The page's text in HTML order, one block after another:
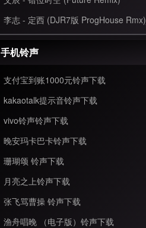
李志 - 定西 (DJR7版 ProgHouse Rmx)_
手机铃声
支付宝到账1000元铃声下载
kakaotalk提示音铃声下载
vivo铃声铃声下载
晚安玛卡巴卡铃声下载
珊瑚颂 铃声下载
月亮之上铃声下载
张飞骂曹操 铃声下载
渔舟唱晚 （电子版）铃声下载